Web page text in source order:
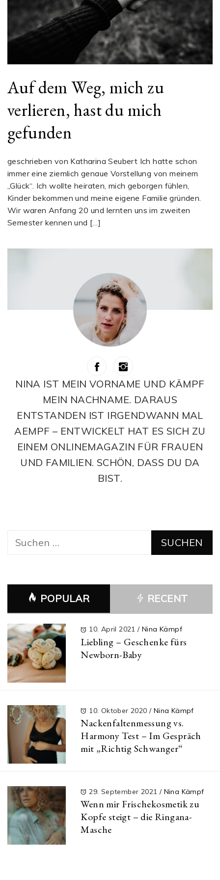
Auf dem Weg, mich zu
verlieren, hast du mich
gefunden
geschrieben von Katharina Seubert Ich hatte schon
immer eine ziemlich genaue Vorstellung von meinem
„Glück“. Ich wollte heiraten, mich geborgen fühlen,
Kinder bekommen und meine eigene Familie gründen.
Wir waren Anfang 20 und lernten uns im zweiten
Semester kennen und […]
NINA IST MEIN VORNAME UND KÄMPF
MEIN NACHNAME. DARAUS
ENTSTANDEN IST IRGENDWANN MAL
AEMPF – ENTWICKELT HAT ES SICH ZU
EINEM ONLINEMAGAZIN FÜR FRAUEN
UND FAMILIEN. SCHÖN, DASS DU DA
BIST.
Suchen
POPULAR RECENT
10. April 2021/ Nina Kämpf
Liebling – Geschenke fürs
Newborn-Baby
10. Oktober 2020 / Nina Kämpf
Nackenfaltenmessung vs.
Harmony Test – Im Gespräch
mit „Richtig Schwanger“
29. September 2021 / Nina Kämpf
Wenn mir Frischekosmetik zu
Kopfe steigt – die Ringana-
Masche